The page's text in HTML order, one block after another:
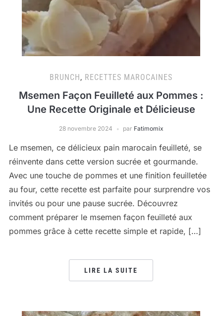
BRUNCH, RECETTES MAROCAINES
Msemen Façon Feuilleté aux Pommes :
Une Recette Originale et Délicieuse
28 novembre 2024 par Fatimomix
Le msemen, ce délicieux pain marocain feuilleté, se
réinvente dans cette version sucrée et gourmande.
Avec une touche de pommes et une finition feuilletée
au four, cette recette est parfaite pour surprendre vos
invités ou pour une pause sucrée. Découvrez
comment préparer le msemen façon feuilleté aux
pommes grâce à cette recette simple et rapide, […]
LIRE LA SUITE